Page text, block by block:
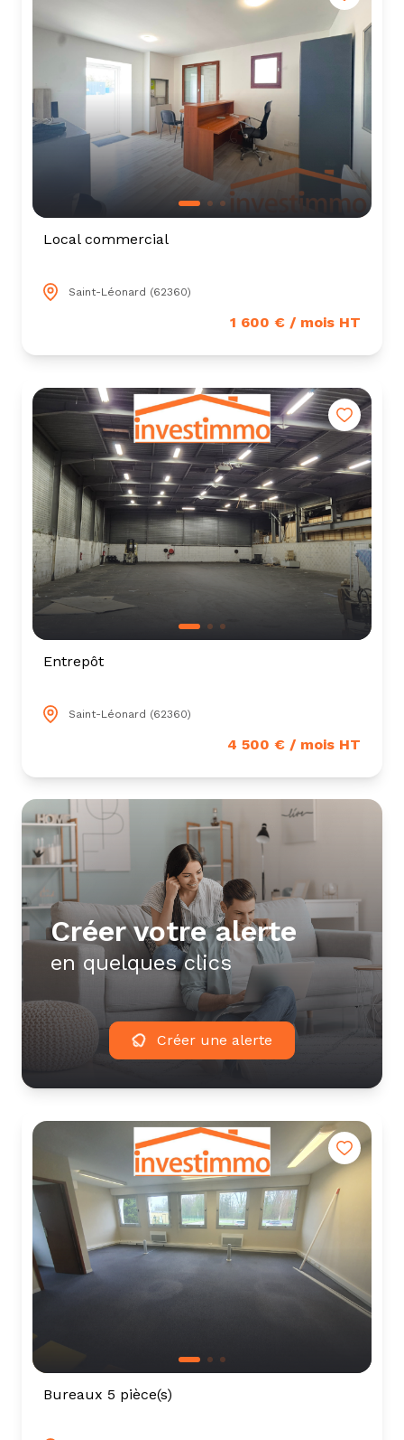
estimation
Local commercial
Saint-Léonard (62360)
1 600 € / mois HT
Entrepôt
Saint-Léonard (62360)
4 500 € / mois HT
créer votre alerte
en quelques clics
Créer une alerte
Bureaux 5 pièce(s)